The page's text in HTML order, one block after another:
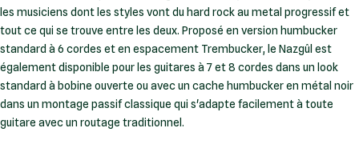
les musiciens dont les styles vont du hard rock au metal progressif et
tout ce qui se trouve entre les deux. Proposé en version humbucker
standard à 6 cordes et en espacement Trembucker, le Nazgûl est
également disponible pour les guitares à 7 et 8 cordes dans un look
standard à bobine ouverte ou avec un cache humbucker en métal noir
dans un montage passif classique qui s'adapte facilement à toute
guitare avec un routage traditionnel.